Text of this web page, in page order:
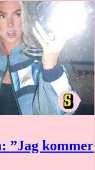
”Jag kommer